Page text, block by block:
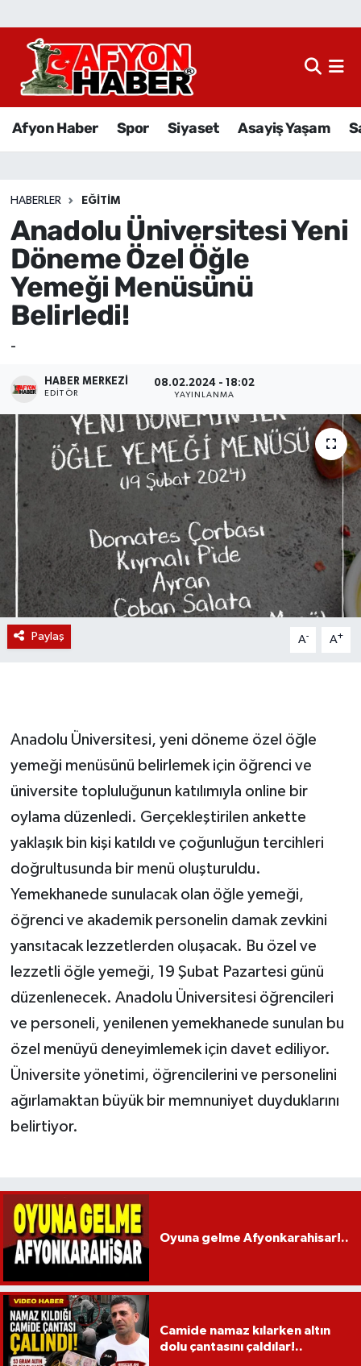
Afyon Haber Spor Siyaset Asayiş Yaşam
HABERLER EĞITIM
Anadolu Üniversitesi Yeni
Döneme Özel Öğle
Yemeği Menüsünü
Belirledi!
-
HABER MERKEZI
EDITÖR
08.02.2024 - 18:02
YAYINLANMA
Paylaş A- A+
Anadolu Üniversitesi, yeni döneme özel öğle
yemeği menüsünü belirlemek için öğrenci ve
üniversite topluluğunun katılımıyla online bir
oylama düzenledi. Gerçekleştirilen ankette
yaklaşık bin kişi katıldı ve çoğunluğun tercihleri
doğrultusunda bir menü oluşturuldu.
Yemekhanede sunulacak olan öğle yemeği,
öğrenci ve akademik personelin damak zevkini
yansıtacak lezzetlerden oluşacak. Bu özel ve
lezzetli öğle yemeği, 19 Şubat Pazartesi günü
düzenlenecek. Anadolu Üniversitesi öğrencileri
ve personeli, yenilenen yemekhanede sunulan bu
özel menüyü deneyimlemek için davet ediliyor.
Üniversite yönetimi, öğrencilerini ve personelini
ağırlamaktan büyük bir memnuniyet duyduklarını
belirtiyor.
Oyuna gelme Afyonkarahisar!..
Camide namaz kılarken altın
dolu çantasını çaldılar!..
Afyon Haber
Sağlık
Eğitim
Sivil Toplum
Magazin
Etkinlikler